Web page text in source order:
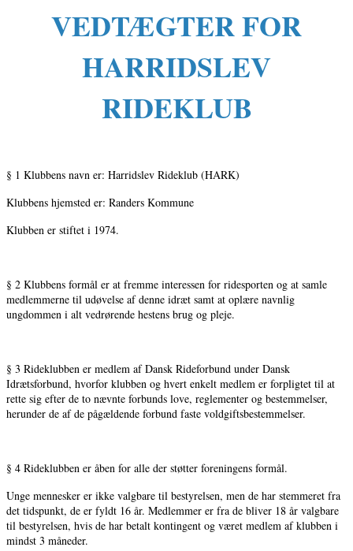
VEDTÆGTER FOR
HARRIDSLEV
RIDEKLUB
§ 1 Klubbens navn er: Harridslev Rideklub (HARK)
Klubbens hjemsted er: Randers Kommune
Klubben er stiftet i 1974.
§ 2 Klubbens formål er at fremme interessen for ridesporten og at samle
medlemmerne til udøvelse af denne idræt samt at oplære navnlig
ungdommen i alt vedrørende hestens brug og pleje.
§ 3 Rideklubben er medlem af Dansk Rideforbund under Dansk
Idrætsforbund, hvorfor klubben og hvert enkelt medlem er forpligtet til at
rette sig efter de to nævnte forbunds love, reglementer og bestemmelser,
herunder de af de pågældende forbund faste voldgiftsbestemmelser.
§ 4 Rideklubben er åben for alle der støtter foreningens formål.
Unge mennesker er ikke valgbare til bestyrelsen, men de har stemmeret fra
det tidspunkt, de er fyldt 16 år. Medlemmer er fra de bliver 18 år valgbare
til bestyrelsen, hvis de har betalt kontingent og været medlem af klubben i
mindst 3 måneder.